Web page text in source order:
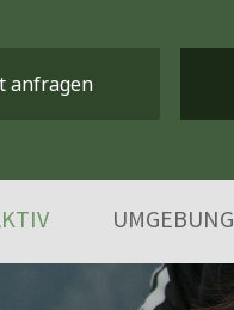
anfragen
UMGEBUNG